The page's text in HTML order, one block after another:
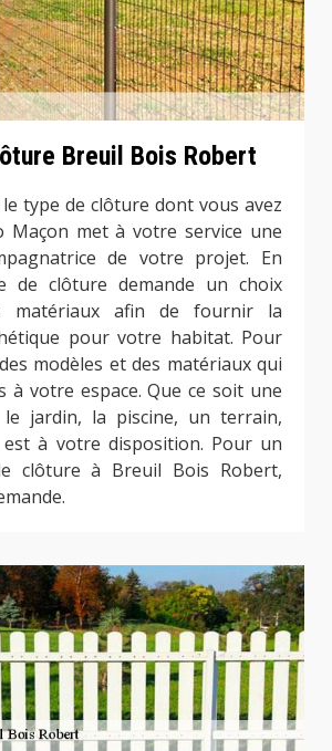
Breuil Bois Robert
type de clôture dont vous avez
Maçon met à votre service une
de votre projet. En
de clôture demande un choix
matériaux afin de fournir la
pour votre habitat. Pour
modèles et des matériaux qui
à votre espace. Que ce soit une
jardin, la piscine, un terrain,
à votre disposition. Pour un
clôture à Breuil Bois Robert,